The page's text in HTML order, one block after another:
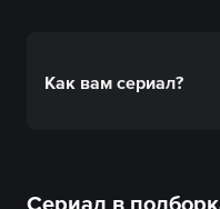
Как вам сериал?
Сериал в